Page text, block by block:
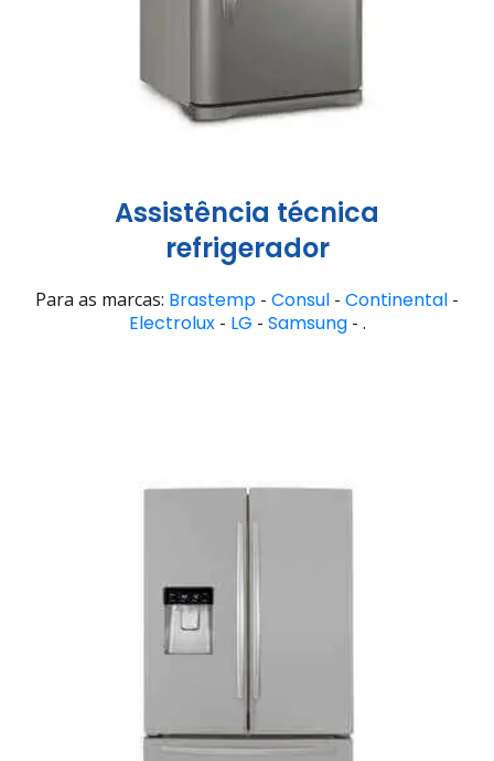
Assistência técnica
refrigerador
Para as marcas: Brastemp - Consul - Continental -
Electrolux- LG - Samsung- .